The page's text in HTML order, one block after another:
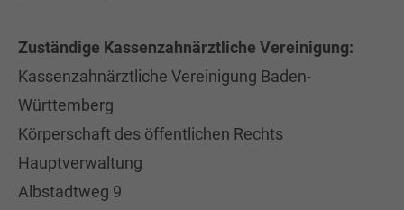
Zuständige Kassenzahnärztliche Vereinigung:
Kassenzahnärztliche Vereinigung Baden-
Württemberg
Körperschaft des öffentlichen Rechts
Hauptverwaltung
Albstadtweg 9